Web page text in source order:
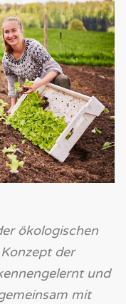
ökologischen
der
und
mit